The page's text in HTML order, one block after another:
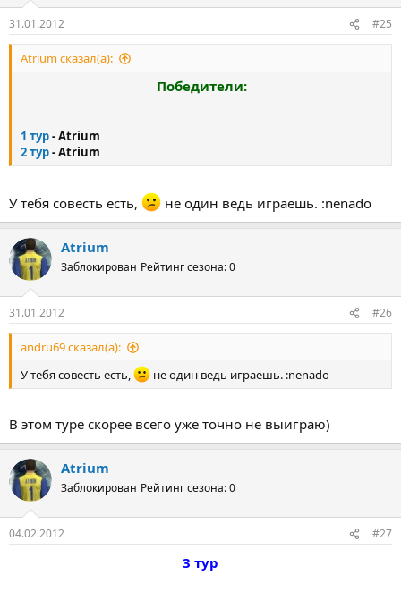
31.01.2012 #25
Atrium сказал(а):
Победители:
1 тур- Atrium
2 тур- Atrium
У тебя совесть есть, не один ведь играешь. :nenado
Atrium
Заблокирован Рейтинг сезона: 0
31.01.2012 #26
andru69 сказал(а):
У тебя совесть есть,
не один ведь играешь. :nenado
В этом туре скорее всего уже точно не выиграю)
Atrium
Заблокирован Рейтинг сезона: 0
04.02.2012 #27
3 тур